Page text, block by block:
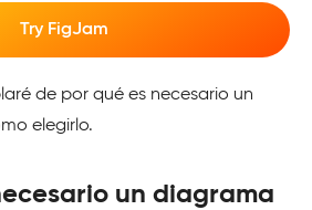
Try FigJam
de por qué es necesario un
elegirlo.
un diagrama